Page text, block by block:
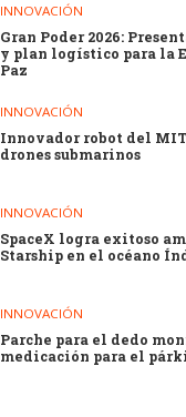
INNOVACIÓN
Gran Poder 2026:
y plan logístico para la
Paz
INNOVACIÓN
Innovador robot del
drones submarinos
INNOVACIÓN
SpaceX logra exitoso
Starship en el océano
INNOVACIÓN
Parche para el dedo
medicación para el